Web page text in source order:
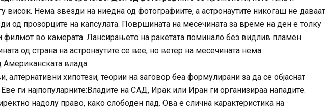
висок. Нема ѕвезди на ниедна од фотографиите, а астронаутите никогаш не даваат
од прозорците на капсулата. Површината на месечината за време на ден е толку
во камерата. Лансирањето на ракетата поминало без видлив пламен.
од страна на астронаутите се вее, но ветер на месечината нема.
влада.
алтернативни хипотези, теории на заговор беа формулирани за да се објаснат
ги најпопуларните:Владите на САД, Ирак или Иран ги организираа нападите.
надолу право, како слободен пад. Ова е слична карактеристика на